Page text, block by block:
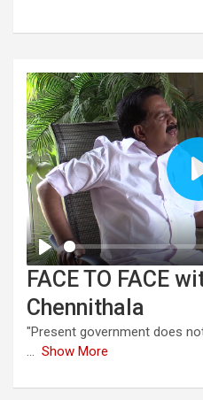
FACE TO FACE
Chennithala
"Present government does
... Show More